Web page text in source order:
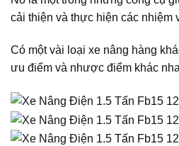
cải thiện và thực hiện các nhiệm
Có một vài loại xe nâng hàng
ưu điểm và nhược điểm khác